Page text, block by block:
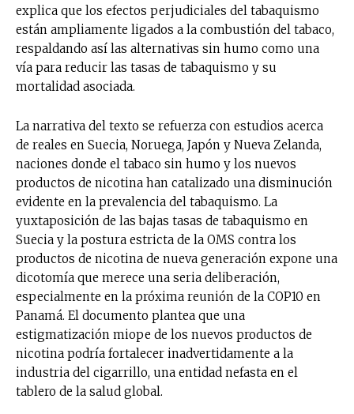
explica que los efectos perjudiciales del tabaquismo
están ampliamente ligados a la combustión del tabaco,
respaldando así las alternativas sin humo como una
vía para reducir las tasas de tabaquismo y su
mortalidad asociada.
La narrativa del texto se refuerza con estudios acerca
de reales en Suecia, Noruega, Japón y Nueva Zelanda,
naciones donde el tabaco sin humo y los nuevos
productos de nicotina han catalizado una disminución
evidente en la prevalencia del tabaquismo. La
yuxtaposición de las bajas tasas de tabaquismo en
Suecia y la postura estricta de la OMS contra los
productos de nicotina de nueva generación expone una
dicotomía que merece una seria deliberación,
especialmente en la próxima reunión de la COP10 en
Panamá. El documento plantea que una
estigmatización miope de los nuevos productos de
nicotina podría fortalecer inadvertidamente a la
industria del cigarrillo, una entidad nefasta en el
tablero de la salud global.